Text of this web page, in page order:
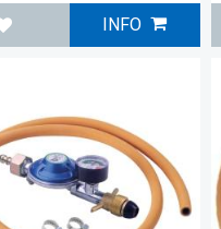
Lägg till i favoriter
INFO